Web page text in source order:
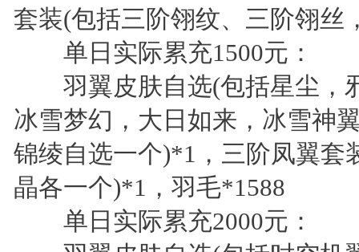
套装(包括三阶翎纹、三阶翎
单日实际累充1500元：
羽翼皮肤自选(包括星尘，
冰雪梦幻，大日如来，冰雪神
锦绫自选一个)*1，三阶凤翼套
晶各一个)*1，羽毛*1588
单日实际累充2000元：